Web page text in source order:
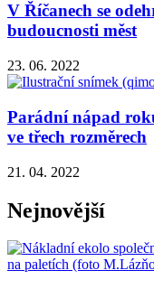
V Říčanech se
budoucnosti měst
23. 06. 2022
Parádní nápad
ve třech rozměrech
21. 04. 2022
Nejnovější